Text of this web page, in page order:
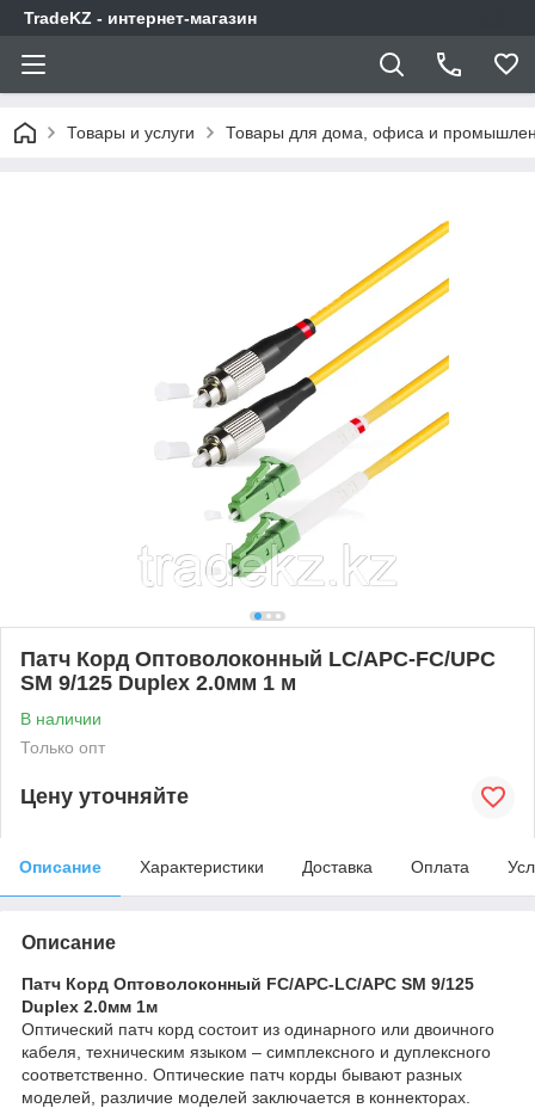
TradeKZ - интернет-магазин
Товары и услуги Товары для дома, офиса и
Патч Корд Оптоволоконный LC/APC-FC/UPC
SM 9/125 Duplex 2.0мм 1 м
В наличии
Только опт
Цену уточняйте
Описание Характеристики Доставка Оплата
Описание
Патч Корд Оптоволоконный FC/APC-LC/APC SM 9/125
Duplex 2.0мм 1м
Оптический патч корд состоит из одинарного или двоичного
кабеля, техническим языком – симплексного и дуплексного
соответственно. Оптические патч корды бывают разных
моделей, различие моделей заключается в коннекторах.